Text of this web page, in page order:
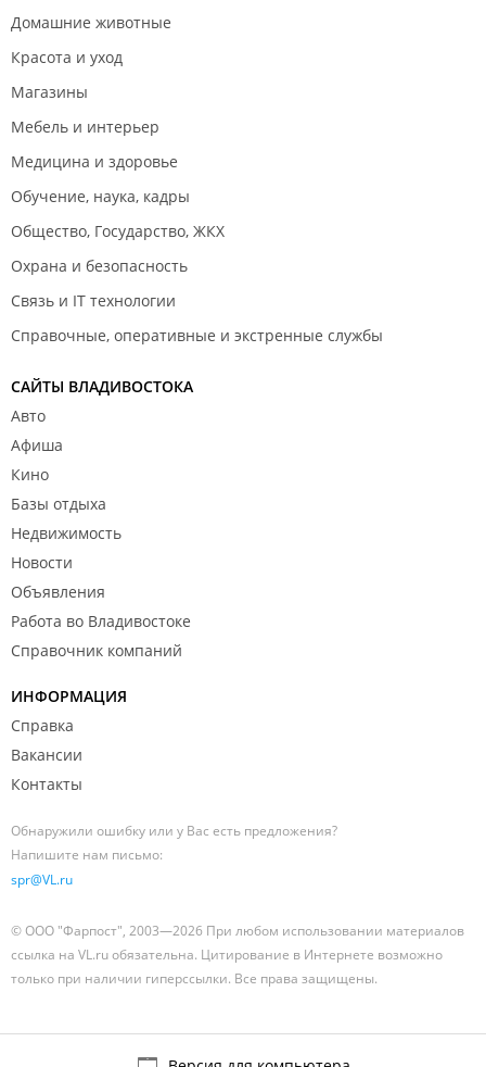
Домашние животные
Красота и уход
Магазины
Мебель и интерьер
Медицина и здоровье
Обучение, наука, кадры
Общество, Государство, ЖКХ
Охрана и безопасность
Связь и IT технологии
Справочные, оперативные и экстренные службы
САЙТЫ ВЛАДИВОСТОКА
Авто
Афиша
Кино
Базы отдыха
Недвижимость
Новости
Объявления
Работа во Владивостоке
Справочник компаний
ИНФОРМАЦИЯ
Справка
Вакансии
Контакты
Обнаружили ошибку или у Вас есть предложения?
Напишите нам письмо:
spr@VL.ru
© ООО "Фарпост", 2003—2026 При любом использовании материалов
ссылка на VL.ru обязательна. Цитирование в Интернете возможно
только при наличии гиперссылки. Все права защищены.